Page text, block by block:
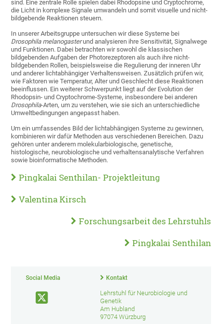
sind. Eine zentrale Rolle spielen dabei Rhodopsine und Cryptochrome,
die Licht in komplexe Signale umwandeln und somit visuelle und nicht-
bildgebende Reaktionen steuern.
In unserer Arbeitsgruppe untersuchen wir diese Systeme bei
Drosophila melanogasterund analysieren ihre Sensitivität, Signalwege
und Funktionen. Dabei betrachten wir sowohl die klassischen
bildgebenden Aufgaben der Photorezeptoren als auch ihre nicht-
bildgebenden Rollen, beispielsweise die Regulierung der inneren Uhr
und anderer lichtabhängiger Verhaltensweisen. Zusätzlich prüfen wir,
wie Faktoren wie Temperatur, Alter und Geschlecht diese Reaktionen
beeinflussen. Ein weiterer Schwerpunkt liegt auf der Evolution der
Rhodopsin- und Cryptochrome-Systeme, insbesondere bei anderen
Drosophila-Arten, um zu verstehen, wie sie sich an unterschiedliche
Umweltbedingungen angepasst haben.
Um ein umfassendes Bild der lichtabhängigen Systeme zu gewinnen,
kombinieren wir dafür Methoden aus verschiedenen Bereichen. Dazu
gehören unter anderem molekularbiologische, genetische,
histologische, neurobiologische und verhaltensanalytische Verfahren
sowie bioinformatische Methoden.
Pingkalai Senthilan- Projektleitung
Valentina Kirsch
Forschungsarbeit des Lehrstuhls
Pingkalai Senthilan
Social Media Kontakt
Lehrstuhl für Neurobiologie und
Genetik
Am Hubland
97074 Würzburg